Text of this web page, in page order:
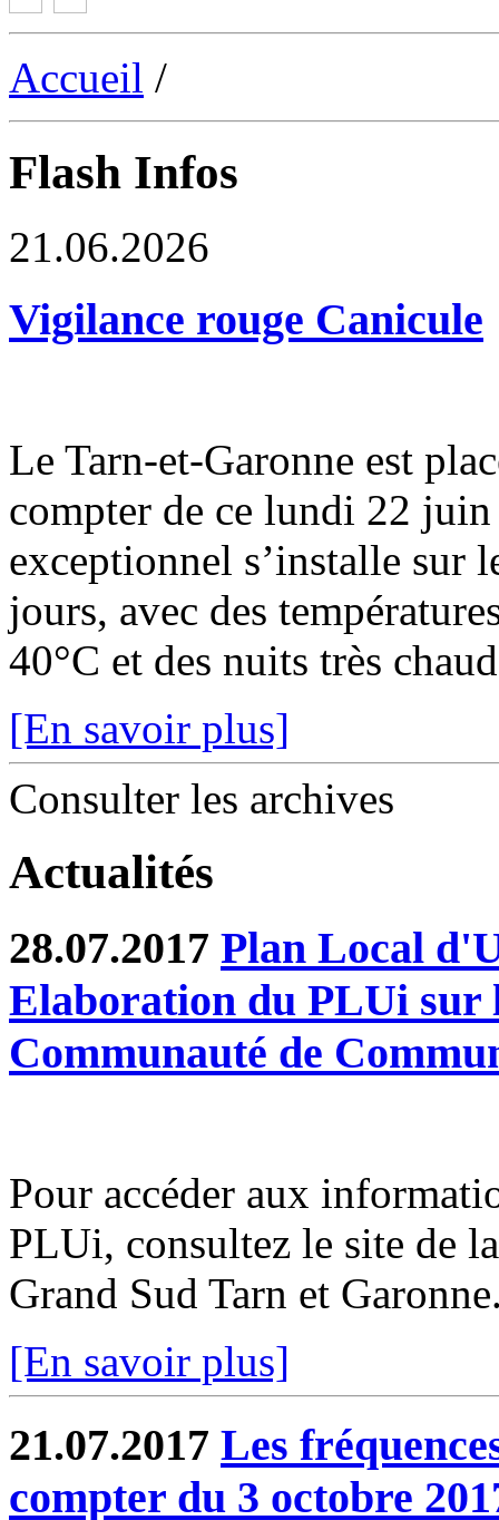
Accueil /
Flash Infos
21.06.2026
Vigilance rouge Canicule
Le Tarn-et-Garonne est
compter de ce lundi 22
exceptionnel s’installe sur
jours, avec des
40°C et des nuits très
[En savoir plus]
Consulter les archives
Actualités
28.07.2017 Plan Local
Elaboration du PLUi sur
Communauté de
Pour accéder aux
PLUi, consultez le site de
Grand Sud Tarn et
[En savoir plus]
21.07.2017 Les
compter du 3 octobre